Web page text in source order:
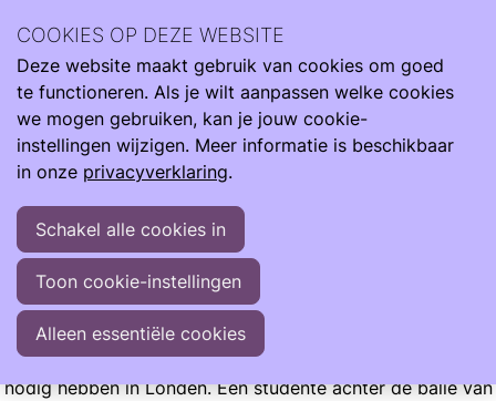
Zoeken
met een bijzonder verhaal. Ze heeft haar leven verrijkt en
mens gemaakt.
"Met liefde, trots en veelal optimisme vertel ik jullie graag
over haar indrukwekkende start en mijn leven met dit
wonder"
Ervaringen Opgroeien Ilse Blogt
Call an ambulance now!
Twee toeristen die midden in de nacht een ambulance
nodig hebben in Londen. Een studente achter de balie van
COOKIES OP DEZE WEBSITE
Deze website maakt gebruik van cookies om goed
te functioneren. Als je wilt aanpassen welke cookies
we mogen gebruiken, kan je jouw cookie-
instellingen wijzigen. Meer informatie is beschikbaar
in onze privacyverklaring.
Schakel alle cookies in
Toon cookie-instellingen
Alleen essentiële cookies